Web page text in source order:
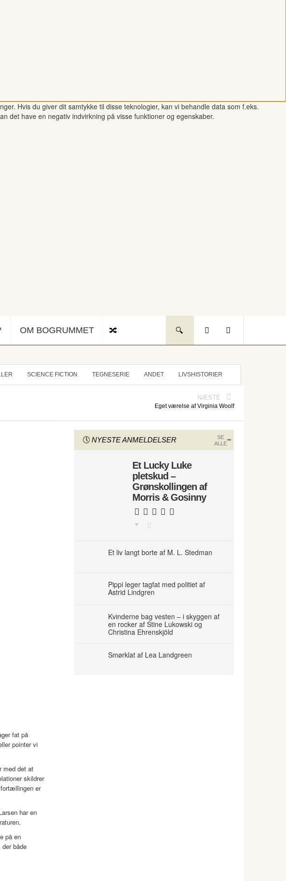
Hvis du giver dit samtykke til disse teknologier, kan vi behandle data som f.eks.
det have en negativ indvirkning på visse funktioner og egenskaber.
OM BOGRUMMET
SCIENCE FICTION TEGNESERIE ANDET LIVSHISTORIER
NÆSTE
Eget værelse af Virginia Woolf
fat på
pointer vi
med det at
skildrer
er
har en
på en
både
NYESTE ANMELDELSER
SE
ALLE
Et Lucky Luke
pletskud –
Grønskollingen af
Morris & Gosinny
Et liv langt borte af M. L. Stedman
Pippi leger tagfat med politiet af
Astrid Lindgren
Kvinderne bag vesten – i skyggen af
en rocker af Stine Lukowski og
Christina Ehrenskjöld
Smørklat af Lea Landgreen